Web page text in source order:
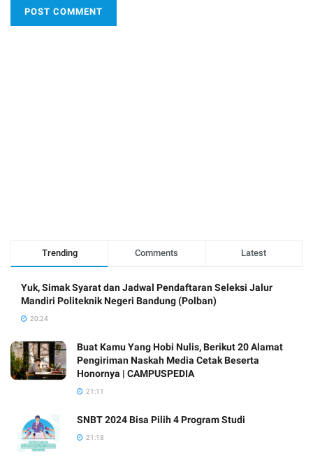
Trending Comments Latest
Yuk, Simak Syarat dan Jadwal Pendaftaran Seleksi Jalur
Mandiri Politeknik Negeri Bandung (Polban)
20:24
Buat Kamu Yang Hobi Nulis, Berikut 20 Alamat
Pengiriman Naskah Media Cetak Beserta
Honornya | CAMPUSPEDIA
21:11
SNBT 2024 Bisa Pilih 4 Program Studi
21:18